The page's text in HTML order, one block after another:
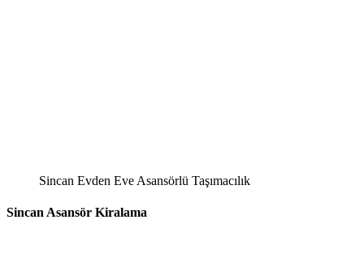
Sincan Evden Eve Asansörlü Taşımacılık
Sincan Asansör Kiralama